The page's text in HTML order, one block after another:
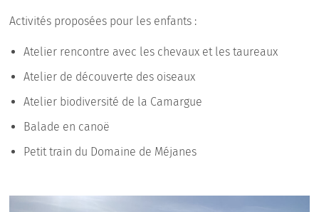
Activités proposées pour les enfants :
Atelier rencontre avec les chevaux et les taureaux
Atelier de découverte des oiseaux
Atelier biodiversité de la Camargue
Balade en canoë
Petit train du Domaine de Méjanes